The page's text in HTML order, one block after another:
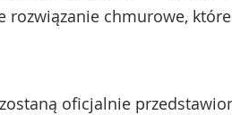
rozwiązanie chmurowe,
oficjalnie